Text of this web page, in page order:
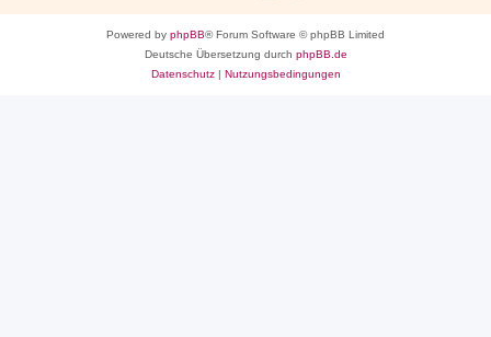
Powered by phpBB® Forum Software © phpBB Limited
Deutsche Übersetzung durch phpBB.de
Datenschutz| Nutzungsbedingungen